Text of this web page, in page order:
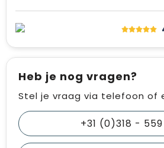
Heb je nog vragen?
Stel je vraag via telefoon of
+31 (0)318 -